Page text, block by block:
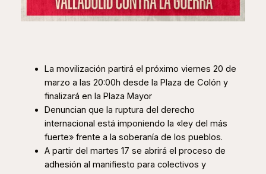
La movilización partirá el próximo viernes 20 de
marzo a las 20:00h desde la Plaza de Colón y
finalizará en la Plaza Mayor
Denuncian que la ruptura del derecho
internacional está imponiendo la «ley del más
fuerte» frente a la soberanía de los pueblos.
A partir del martes 17 se abrirá el proceso de
adhesión al manifiesto para colectivos y